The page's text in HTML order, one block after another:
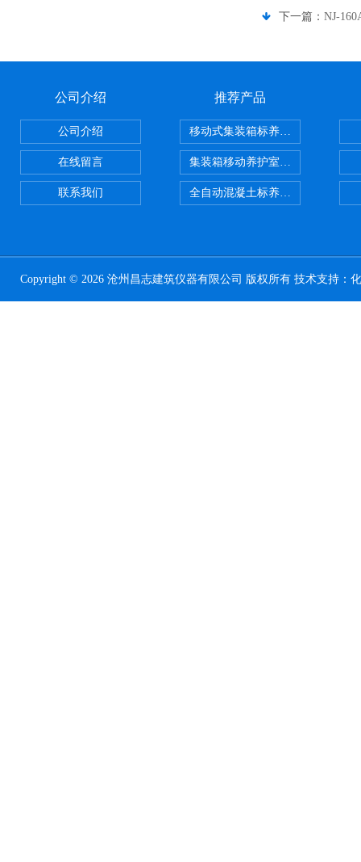
下一篇： NJ-
公司介绍
公司介绍
在线留言
联系我们
推荐产品
移动式集装箱标养室 养护室设备
集装箱移动养护室 标养室
全自动混凝土标养室恒温恒湿设备
Copyright © 2026 沧州昌志建筑仪器有限公司 版权所有 技术支持：